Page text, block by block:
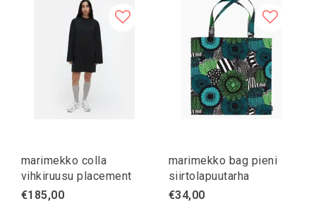
marimekko colla
vihkiruusu placement
kioski tunic M
€185,00
marimekko bag pieni
siirtolapuutarha
€34,00